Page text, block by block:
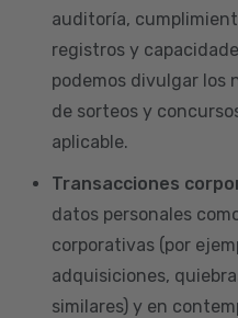
auditoría,
registros y
podemos divulgar los
de sorteos y
aplicable.
Transacciones
datos personales
corporativas (por
adquisiciones,
similares) y en